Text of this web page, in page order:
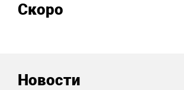
Скоро
Новости